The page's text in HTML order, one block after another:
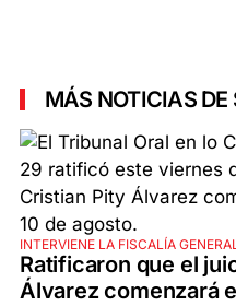
MÁS NOTICIAS DE
INTERVIENE LA FISCALÍA
Ratificaron que el
Álvarez comenzará